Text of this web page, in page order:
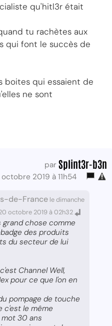
qu'hitl3r était
tu rachètes aux
qui font le succès de
boites qui essaient de
ne sont
par Splint3r-b3n
2019 à 11h54
de-France le dimanche
octobre 2019 à 02h32
chose comme
des produits
du secteur de lui
Channel Well,
pour ce que l'on en
pompage de touche
c'est le même
30 ans